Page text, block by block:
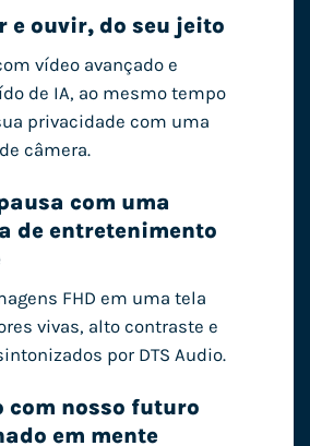
e ouvir, do seu jeito
vídeo avançado e
de IA, ao mesmo tempo
privacidade com uma
câmera.
com uma
de entretenimento
FHD em uma tela
vivas, alto contraste e
por DTS Audio.
com nosso futuro
em mente